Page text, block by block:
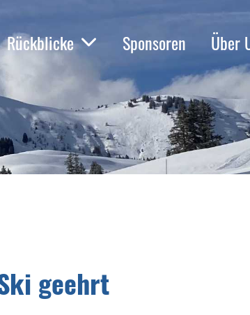
Rückblicke Sponsoren Über
geehrt